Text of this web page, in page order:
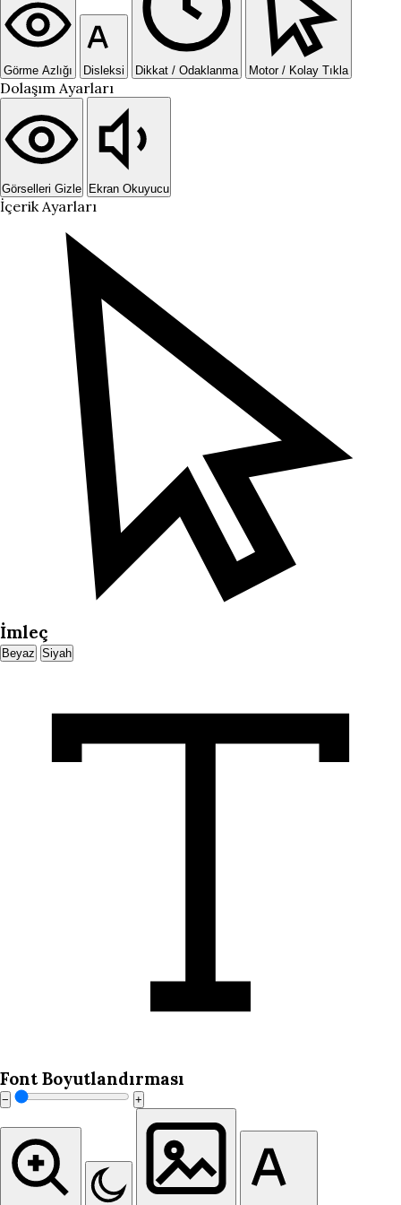
Görme Azlığı Disleksi Dikkat / Odaklanma Motor / Kolay Tıkla
Dolaşım Ayarları
Görselleri Gizle Ekran Okuyucu
İçerik Ayarları
İmleç
Beyaz Siyah
Font Boyutlandırması
− +